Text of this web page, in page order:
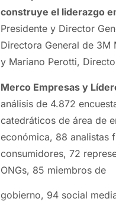
construye el liderazgo
Presidente y Director
Directora General de 3M
y Mariano Perotti,
Merco Empresas y
análisis de 4.872
catedráticos de área de
económica, 88 analistas
consumidores, 72
ONGs, 85 miembros de
gobierno, 94 social